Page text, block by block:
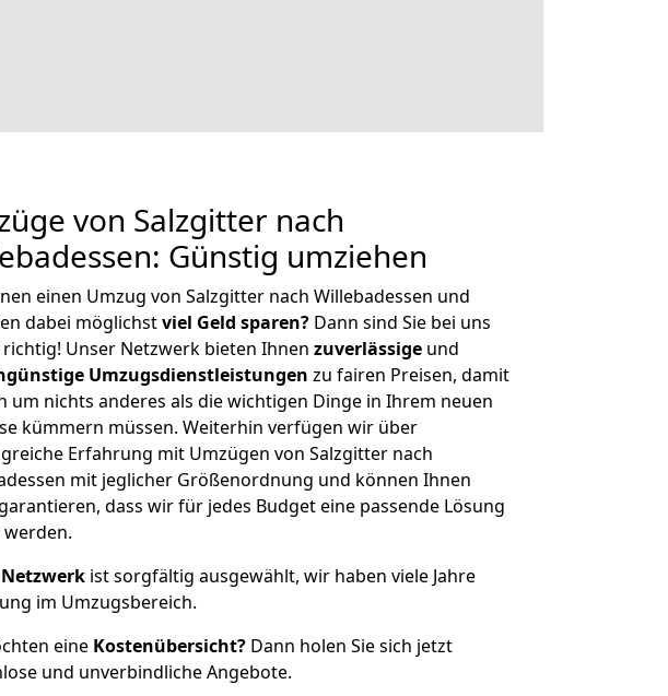
von Salzgitter nach
Günstig umziehen
einen Umzug von Salzgitter nach Willebadessen und
dabei möglichstviel Geld sparen? Dann sind Sie bei uns
Unser Netzwerk bieten Ihnen zuverlässige und
Umzugsdienstleistungen zu fairen Preisen, damit
um nichts anderes als die wichtigen Dinge in Ihrem neuen
kümmern müssen. Weiterhin verfügen wir über
Erfahrung mit Umzügen von Salzgitter nach
mit jeglicher Größenordnung und können Ihnen
dass wir für jedes Budget eine passende Lösung
Netzwerk ist sorgfältig ausgewählt, wir haben viele Jahre
im Umzugsbereich.
eine Kostenübersicht? Dann holen Sie sich jetzt
und unverbindliche Angebote.